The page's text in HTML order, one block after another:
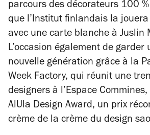
parcours des décorateurs 100
que l’Institut finlandais la
avec une carte blanche à Juslin
L’occasion également de
nouvelle génération grâce à la
Week Factory, qui réunit une
designers à l’Espace
AlUla Design Award, un prix
crème de la crème du design